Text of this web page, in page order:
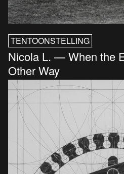
TENTOONSTELLING
Nicola L. — When the
Other Way